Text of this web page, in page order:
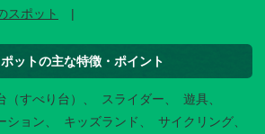
スポット
ットの主な特徴・ポイント
（すべり台） スライダー
遊具
ション キッズランド
サイクリング